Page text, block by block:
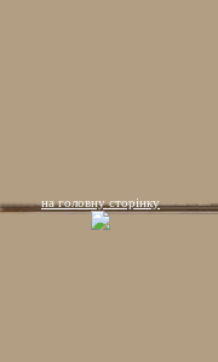
на головну сторінку